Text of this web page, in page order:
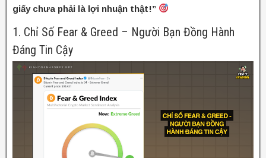
giấy chưa phải là lợi nhuận thật!”
1. Chỉ Số Fear & Greed – Người Bạn Đồng Hành
Đáng Tin Cậy